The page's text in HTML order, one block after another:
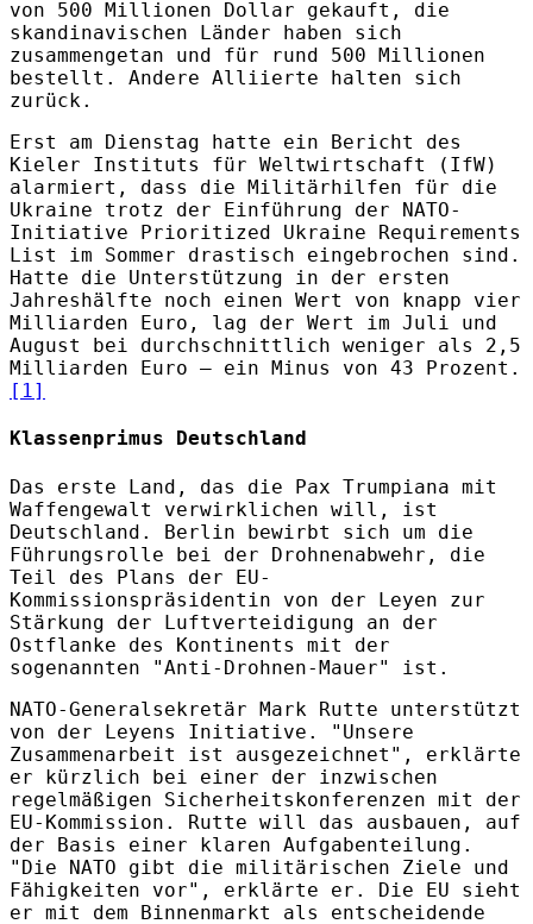
von 500 Millionen Dollar gekauft, die
skandinavischen Länder haben sich
zusammengetan und für rund 500 Millionen
bestellt. Andere Alliierte halten sich
zurück.
Erst am Dienstag hatte ein Bericht des
Kieler Instituts für Weltwirtschaft (IfW)
alarmiert, dass die Militärhilfen für die
Ukraine trotz der Einführung der NATO-
Initiative Prioritized Ukraine Requirements
List im Sommer drastisch eingebrochen sind.
Hatte die Unterstützung in der ersten
Jahreshälfte noch einen Wert von knapp vier
Milliarden Euro, lag der Wert im Juli und
August bei durchschnittlich weniger als 2,5
Milliarden Euro – ein Minus von 43 Prozent.
[1]
Klassenprimus Deutschland
Das erste Land, das die Pax Trumpiana mit
Waffengewalt verwirklichen will, ist
Deutschland. Berlin bewirbt sich um die
Führungsrolle bei der Drohnenabwehr, die
Teil des Plans der EU-
Kommissionspräsidentin von der Leyen zur
Stärkung der Luftverteidigung an der
Ostflanke des Kontinents mit der
sogenannten "Anti-Drohnen-Mauer" ist.
NATO-Generalsekretär Mark Rutte unterstützt
von der Leyens Initiative. "Unsere
Zusammenarbeit ist ausgezeichnet", erklärte
er kürzlich bei einer der inzwischen
regelmäßigen Sicherheitskonferenzen mit der
EU-Kommission. Rutte will das ausbauen, auf
der Basis einer klaren Aufgabenteilung.
"Die NATO gibt die militärischen Ziele und
Fähigkeiten vor", erklärte er. Die EU sieht
er mit dem Binnenmarkt als entscheidende